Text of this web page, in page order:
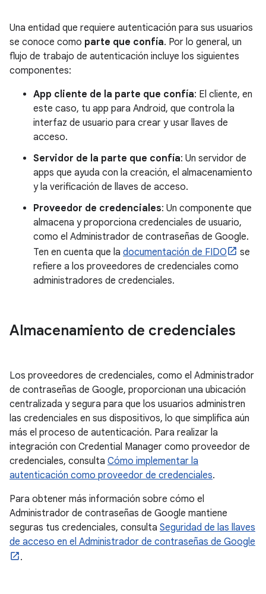
Una entidad que requiere autenticación para sus usuarios
se conoce como parte que confía. Por lo general, un
flujo de trabajo de autenticación incluye los siguientes
componentes:
App cliente de la parte que confía: El cliente, en
este caso, tu app para Android, que controla la
interfaz de usuario para crear y usar llaves de
acceso.
Servidor de la parte que confía: Un servidor de
apps que ayuda con la creación, el almacenamiento
y la verificación de llaves de acceso.
Proveedor de credenciales: Un componente que
almacena y proporciona credenciales de usuario,
como el Administrador de contraseñas de Google.
Ten en cuenta que la documentación de FIDO
se
refiere a los proveedores de credenciales como
administradores de credenciales.
Almacenamiento de credenciales
Los proveedores de credenciales, como el Administrador
de contraseñas de Google, proporcionan una ubicación
centralizada y segura para que los usuarios administren
las credenciales en sus dispositivos, lo que simplifica aún
más el proceso de autenticación. Para realizar la
integración con Credential Manager como proveedor de
credenciales, consulta Cómo implementar la
autenticación como proveedor de credenciales.
Para obtener más información sobre cómo el
Administrador de contraseñas de Google mantiene
seguras tus credenciales, consulta Seguridad de las llaves
de acceso en el Administrador de contraseñas de Google
.